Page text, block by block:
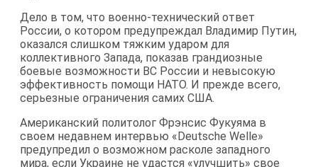
Дело в том, что военно-технический ответ
России, о котором предупреждал Владимир Путин,
оказался слишком тяжким ударом для
коллективного Запада, показав грандиозные
боевые возможности ВС России и невысокую
эффективность помощи НАТО. И прежде всего,
серьезные ограничения самих США.
Американский политолог Фрэнсис Фукуяма в
своем недавнем интервью «Deutsche Welle»
предупредил о возможном расколе западного
мира, если Украине не удастся «улучшить» свое